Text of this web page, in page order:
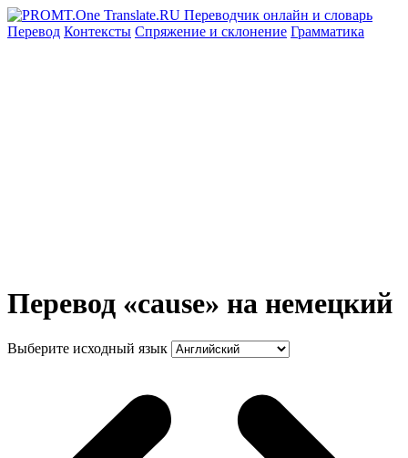
Перевод Контексты Спряжение и склонение Грамматика
Перевод «cause» на немецкий
Выберите исходный язык